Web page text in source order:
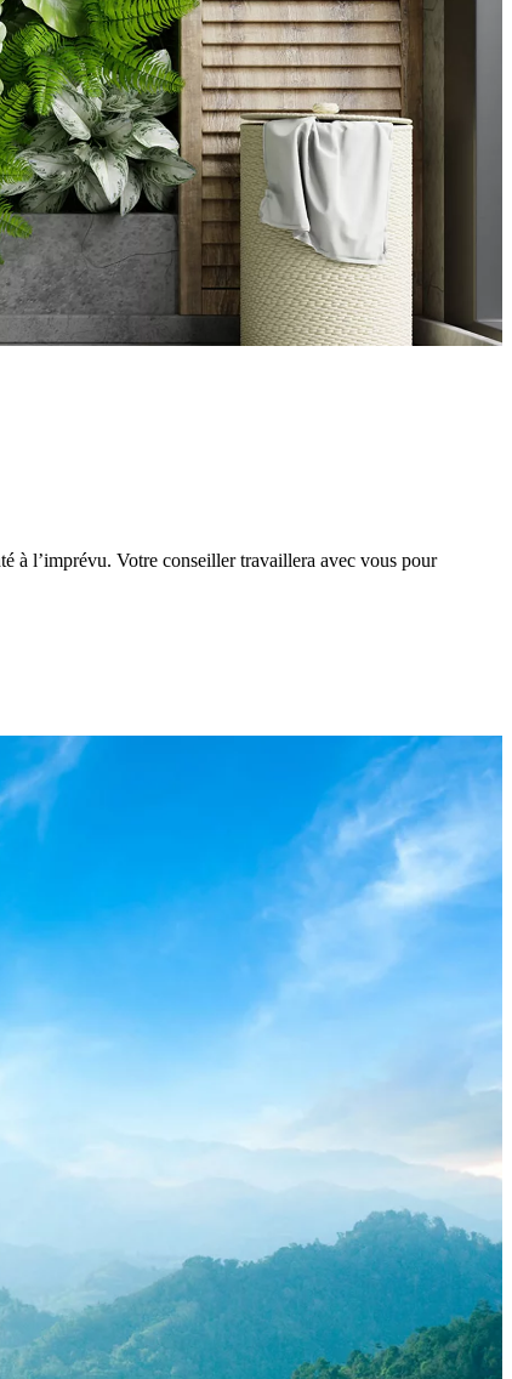
à l’imprévu. Votre conseiller travaillera avec vous pour